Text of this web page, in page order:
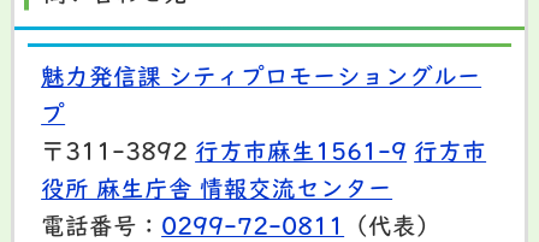
魅力発信課 シティプロモーショングルー
プ
〒311-3892 行方市麻生1561-9 行方市
役所 麻生庁舎 情報交流センター
電話番号： 0299-72-0811
（代表）